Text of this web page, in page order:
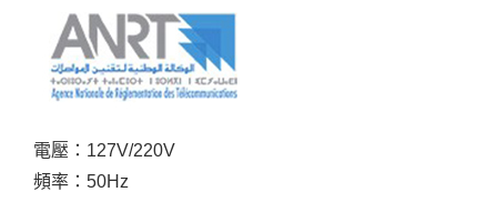
電壓：127V/220V
頻率：50Hz